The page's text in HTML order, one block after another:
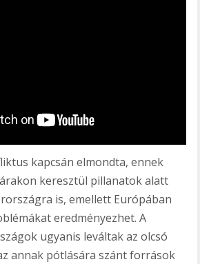
kapcsán elmondta, ennek
keresztül pillanatok alatt
is, emellett Európában
eredményezhet. A
ugyanis leváltak az olcsó
annak pótlására szánt források